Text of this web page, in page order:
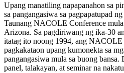
Upang manatiling napapanahon sa
sa pangangasiwa sa pagpapatupad
Taunang NACOLE Conference
Arizona. Sa pagdiriwang ng ika-30
itatag ito noong 1994, ang NACOLE
pagkakataon upang kumonekta sa
pangangasiwa mula sa buong bansa.
panel, talakayan, at seminar na